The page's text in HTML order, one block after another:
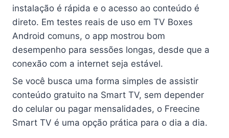
instalação é rápida e o acesso ao conteúdo é
direto. Em testes reais de uso em TV Boxes
Android comuns, o app mostrou bom
desempenho para sessões longas, desde que a
conexão com a internet seja estável.
Se você busca uma forma simples de assistir
conteúdo gratuito na Smart TV, sem depender
do celular ou pagar mensalidades, o Freecine
Smart TV é uma opção prática para o dia a dia.